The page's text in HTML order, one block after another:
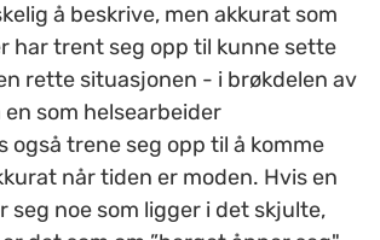
å beskrive, men akkurat som
har trent seg opp til kunne sette
rette situasjonen - i brøkdelen av
som helsearbeider
også trene seg opp til å komme
når tiden er moden. Hvis en
noe som ligger i det skjulte,